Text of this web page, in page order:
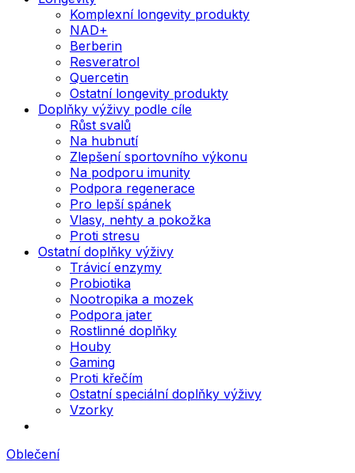
Komplexní longevity produkty
NAD+
Berberin
Resveratrol
Quercetin
Ostatní longevity produkty
Doplňky výživy podle cíle
Růst svalů
Na hubnutí
Zlepšení sportovního výkonu
Na podporu imunity
Podpora regenerace
Pro lepší spánek
Vlasy, nehty a pokožka
Proti stresu
Ostatní doplňky výživy
Trávicí enzymy
Probiotika
Nootropika a mozek
Podpora jater
Rostlinné doplňky
Houby
Gaming
Proti křečím
Ostatní speciální doplňky výživy
Vzorky
Oblečení